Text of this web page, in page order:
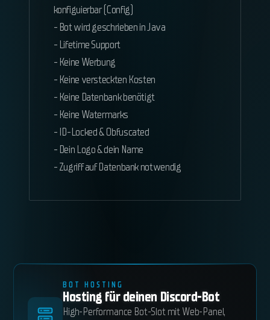
konfiguierbar (Config)
- Bot wird geschrieben in Java
- Lifetime Support
- Keine Werbung
- Keine versteckten Kosten
- Keine Datenbank benötigt
- Keine Watermarks
- ID-Locked & Obfuscated
- Dein Logo & dein Name
- Zugriff auf Datenbank notwendig
BOT HOSTING
Hosting für deinen Discord-Bot
High-Performance Bot-Slot mit Web-Panel,